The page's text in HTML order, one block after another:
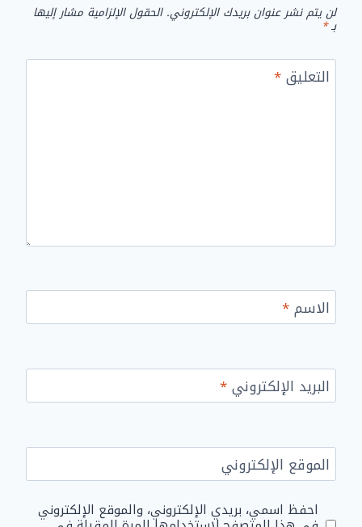
لن يتم نشر عنوان بريدك الإلكتروني. الحقول الإلزامية مشار إليها
بـ*
التعليق*
الاسم*
البريد الإلكتروني*
الموقع الإلكتروني
احفظ اسمي، بريدي الإلكتروني، والموقع الإلكتروني